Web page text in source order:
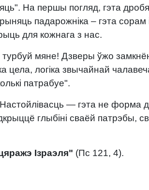
На першы погляд, гэта
падарожніка – гэта
для кожнага з нас.
мяне! Дзверы ўжо
цела, логіка звычайнай
патрабуе".
— гэта не форма
глыбіні сваёй патрэбы,
Ізраэля" (Пс 121, 4).